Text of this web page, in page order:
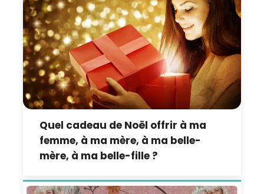
Quel cadeau de Noël offrir à ma
femme, à ma mère, à ma belle-
mère, à ma belle-fille ?